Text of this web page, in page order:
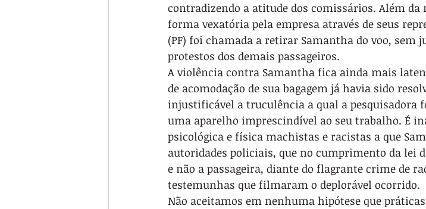
contradizendo a atitude dos comissários. Além da
forma vexatória pela empresa através de seus
(PF) foi chamada a retirar Samantha do voo, sem
protestos dos demais passageiros.
A violência contra Samantha fica ainda mais
de acomodação de sua bagagem já havia sido
injustificável a truculência a qual a pesquisadora
uma aparelho imprescindível ao seu trabalho. É
psicológica e física machistas e racistas a que
autoridades policiais, que no cumprimento da lei
e não a passageira, diante do flagrante crime de
testemunhas que filmaram o deplorável ocorrido.
Não aceitamos em nenhuma hipótese que